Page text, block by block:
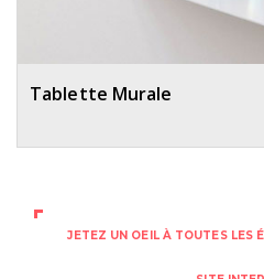
Tablette Murale
JETEZ UN OEIL À TOUTES LES